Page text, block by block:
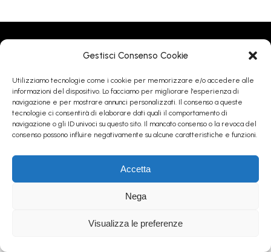
Gestisci Consenso Cookie
Utilizziamo tecnologie come i cookie per memorizzare e/o accedere alle
informazioni del dispositivo. Lo facciamo per migliorare l'esperienza di
navigazione e per mostrare annunci personalizzati. Il consenso a queste
tecnologie ci consentirà di elaborare dati quali il comportamento di
navigazione o gli ID univoci su questo sito. Il mancato consenso o la revoca del
consenso possono influire negativamente su alcune caratteristiche e funzioni.
Accetta
Nega
Visualizza le preferenze
© Antonino Bartuccio - 2004/2024 - Tutti i diritti riservati - All
rights reserved